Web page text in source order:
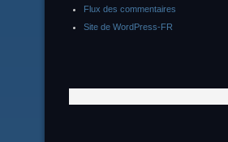
Flux des commentaires
Site de WordPress-FR